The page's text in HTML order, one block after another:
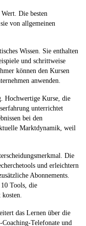
Die besten
von allgemeinen
Wissen. Sie enthalten
und schrittweise
können den Kursen
anwenden.
Hochwertige Kurse, die
unterrichtet
bei den
Marktdynamik, weil
Die
und erleichtern
Abonnements.
Tools, die
das Lernen über die
Telefonate und